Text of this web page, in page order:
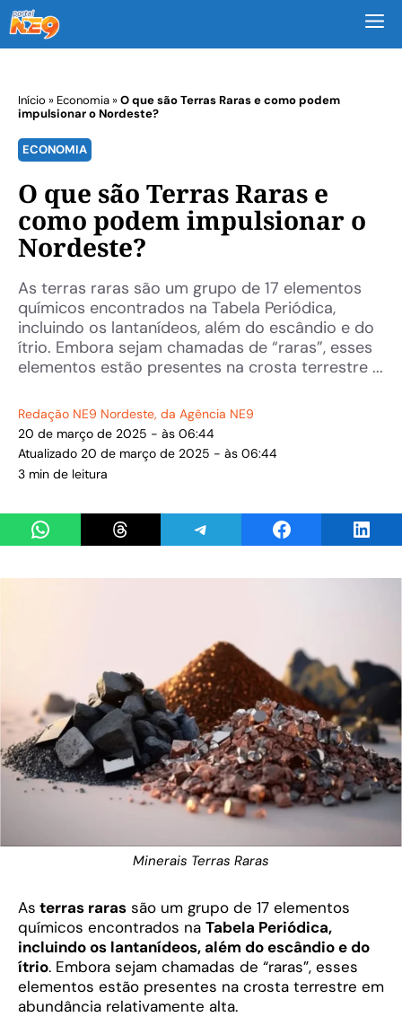
Início » Economia»O que são Terras Raras e como podem
impulsionar o Nordeste?
ECONOMIA
O que são Terras Raras e
como podem impulsionar o
Nordeste?
As terras raras são um grupo de 17 elementos
químicos encontrados na Tabela Periódica,
incluindo os lantanídeos, além do escândio e do
ítrio. Embora sejam chamadas de “raras”, esses
elementos estão presentes na crosta terrestre ...
Redação NE9 Nordeste, da Agência NE9
20 de março de 2025 - às 06:44
Atualizado 20 de março de 2025 - às 06:44
3 min de leitura
Share on WhatsAppShare on ThreadsShare on TelegramShare on Facebook
Minerais Terras Raras
As terras raras são um grupo de 17 elementos
químicos encontrados na Tabela Periódica,
incluindo os lantanídeos, além do escândio e do
ítrio. Embora sejam chamadas de “raras”, esses
elementos estão presentes na crosta terrestre em
abundância relativamente alta.